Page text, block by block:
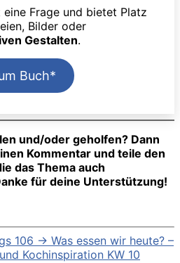
Frage und bietet Platz
Bilder oder
Gestalten.
Buch*
und/oder geholfen? Dann
Kommentar und teile den
das Thema auch
für deine Unterstützung!
106 → Was essen wir heute? –
Kochinspiration KW 10